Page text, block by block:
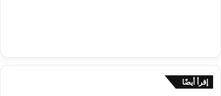
إقرأ أيضًا